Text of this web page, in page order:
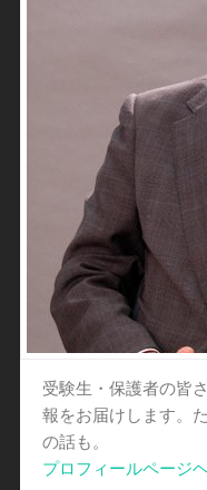
受験生・保護者の皆
報をお届けします。
の話も。
プロフィールページ